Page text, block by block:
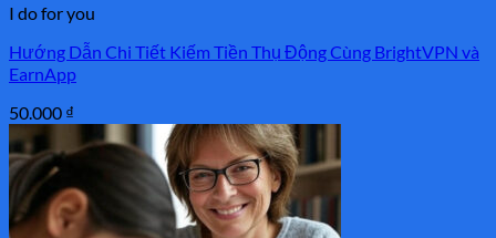
I do for you
Hướng Dẫn Chi Tiết Kiếm Tiền Thụ Động Cùng BrightVPN và
EarnApp
50.000 ₫